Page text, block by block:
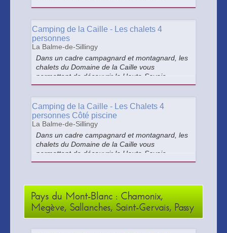
Charmants chalets en bois pour un séjour dans
personnes et 11 chalets de 4 personnes.
Camping de la Caille - Les chalets 4
personnes
La Balme-de-Sillingy
Dans un cadre campagnard et montagnard, les
chalets du Domaine de la Caille vous
permettent de découvrir la Haute-Savoie.
Charmants chalets en bois pour un séjour dans
personnes et 11 chalets de 4 personnes.
Camping de la Caille - Les Chalets 4
personnes Côté piscine
La Balme-de-Sillingy
Dans un cadre campagnard et montagnard, les
chalets du Domaine de la Caille vous
permettent de découvrir la Haute-Savoie.
Charmants chalets en bois pour un séjour dans
Pays du Mont-Blanc : Chamonix,
Megève, Sallanches, Saint-Gervais, Passy